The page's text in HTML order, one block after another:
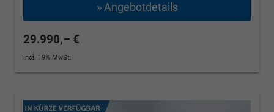
» Angebotdetails
29.990,– €
incl. 19% MwSt.